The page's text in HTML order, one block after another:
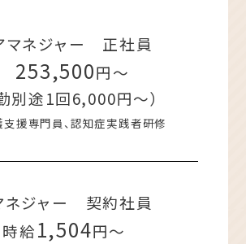
マネジャー 正社員
253,500円～
別途1回6,000円～）
支援専門員、認知症実践者研修
ネジャー 契約社員
時給1,504円～